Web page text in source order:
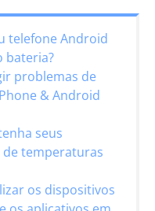
telefone Android
bateria?
problemas de
& Android
seus
temperaturas
os dispositivos